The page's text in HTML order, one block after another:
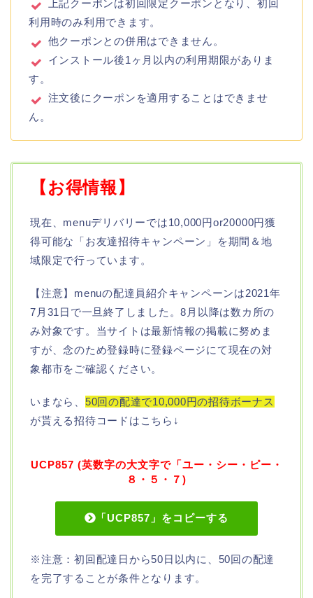
上記クーポンは初回限定クーポンとなり、初回
利用時のみ利用できます。
他クーポンとの併用はできません。
インストール後1ヶ月以内の利用期限がありま
す。
注文後にクーポンを適用することはできませ
ん。
【お得情報】
現在、menuデリバリーでは10,000円or20000円獲
得可能な「お友達招待キャンペーン」を期間＆地
域限定で行っています。
【注意】menuの配達員紹介キャンペーンは2021年
7月31日で一旦終了しました。8月以降は数カ所の
み対象です。当サイトは最新情報の掲載に努めま
すが、念のため登録時に登録ページにて現在の対
象都市をご確認ください。
いまなら、 50回の配達で10,000円の招待ボーナス
が貰える招待コードはこちら↓
UCP857 (英数字の大文字で「ユー・シー・ピー・
８・５・７)
「UCP857」をコピーする
※注意：初回配達日から50日以内に、50回の配達
を完了することが条件となります。